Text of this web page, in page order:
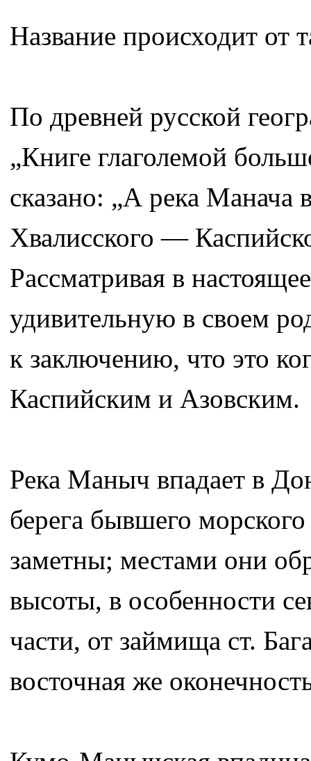
Название происходит
По древней русской
„Книге глаголемой
сказано: „А река Манача
Хвалисского —
Рассматривая в
удивительную в своем
к заключению, что это
Каспийским и Азовским.
Река Маныч впадает в
берега бывшего
заметны; местами они
высоты, в особенности
части, от займища ст.
восточная же